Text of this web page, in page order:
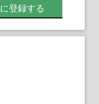
に登録する